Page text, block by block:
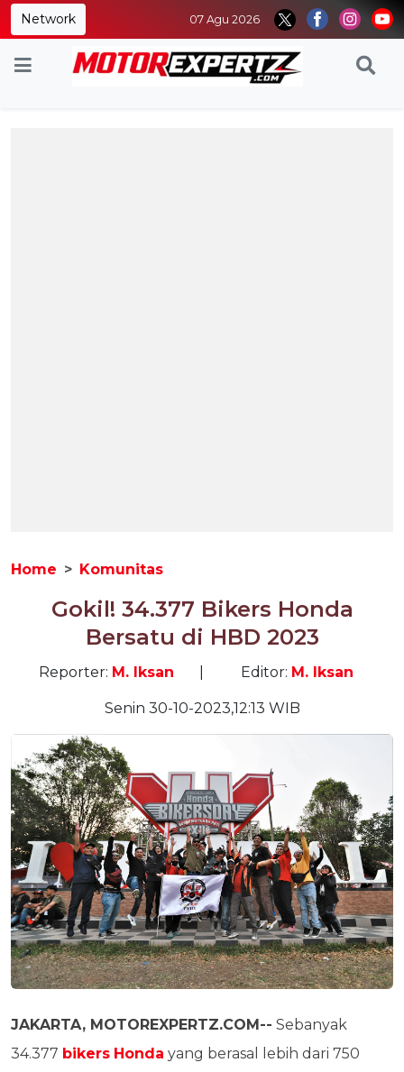
Network 07 Agu 2026
Home Komunitas
Gokil! 34.377 Bikers Honda
Bersatu di HBD 2023
Reporter: M. Iksan Editor: M. Iksan
Senin 30-10-2023,12:13 WIB
JAKARTA, MOTOREXPERTZ.COM-- Sebanyak
34.377 bikers Honda yang berasal lebih dari 750